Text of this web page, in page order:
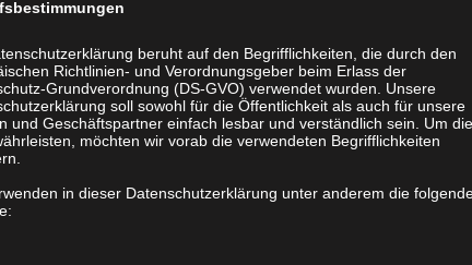
– So günstig
Stück!!
Stück!!
Hardcover Buch – z.B.
beruht auf den Begrifflichkeiten, die durch den
Richtlinien- und Verordnungsgeber beim Erlass der
Grundverordnung (DS-GVO) verwendet wurden. Unsere
soll sowohl für die Öffentlichkeit als auch für unsere
und Geschäftspartner einfach lesbar und verständlich sein. Um
möchten wir vorab die verwendeten Begrifflichkeiten
in dieser Datenschutzerklärung unter anderem die